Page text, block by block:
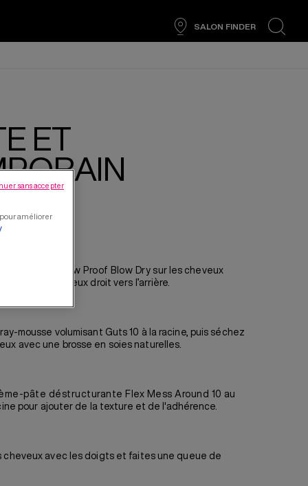
SALON FINDER
search
ET
express Pillow Proof Blow Dry sur les cheveux
les cheveux droit vers l’arrière.
mousse volumisant Guts 10 à la racine, puis séchez
avec une brosse en soies naturelles.
pâte déstructurante Flex Mess Around 10 au
pour ajouter de la texture et de l'adhérence.
cheveux avec les doigts et faites une queue de
pour améliorer
sans accepter